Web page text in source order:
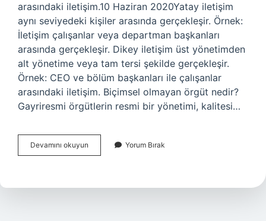
arasındaki iletişim.10 Haziran 2020Yatay iletişim
aynı seviyedeki kişiler arasında gerçekleşir. Örnek:
İletişim çalışanlar veya departman başkanları
arasında gerçekleşir. Dikey iletişim üst yönetimden
alt yönetime veya tam tersi şekilde gerçekleşir.
Örnek: CEO ve bölüm başkanları ile çalışanlar
arasındaki iletişim. Biçimsel olmayan örgüt nedir?
Gayriresmi örgütlerin resmi bir yönetimi, kalitesi…
Devamını okuyun Biçimsel
Iletişim
Yorum Bırak